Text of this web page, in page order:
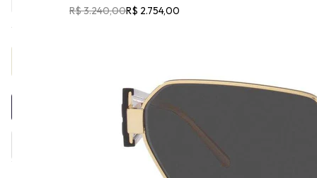
R$ 3.240,00R$ 2.754,00
Provador Virtual
INDISPONÍVEL